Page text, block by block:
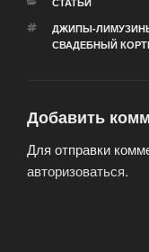
МЕТКИ
ДЖИПЫ-
СВАДЕБНЫЙ
Добавить
Для отправки
авторизоваться.